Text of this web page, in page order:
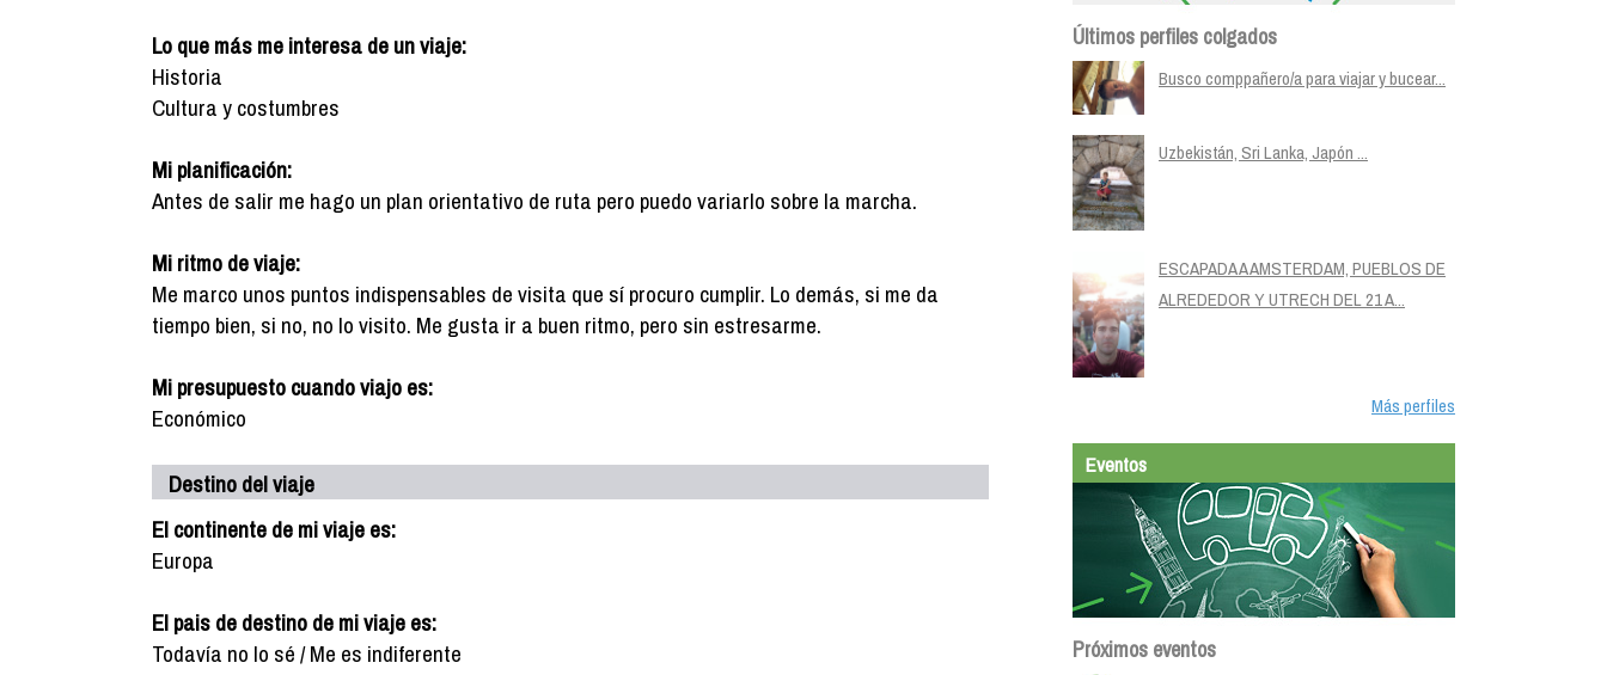
Lo que más me interesa de un viaje:
Historia
Cultura y costumbres
Mi planificación:
Antes de salir me hago un plan orientativo de ruta pero puedo variarlo sobre la marcha.
Mi ritmo de viaje:
Me marco unos puntos indispensables de visita que sí procuro cumplir. Lo demás, si me da
tiempo bien, si no, no lo visito. Me gusta ir a buen ritmo, pero sin estresarme.
Mi presupuesto cuando viajo es:
Económico
Destino del viaje
El continente de mi viaje es:
Europa
El pais de destino de mi viaje es:
Todavía no lo sé / Me es indiferente
Últimos perfiles colgados
Busco comppañero/a para viajar y bucear...
Uzbekistán, Sri Lanka, Japón ...
ESCAPADA A AMSTERDAM, PUEBLOS DE
ALREDEDOR Y UTRECH DEL 21 A...
Más perfiles
Eventos
Próximos eventos